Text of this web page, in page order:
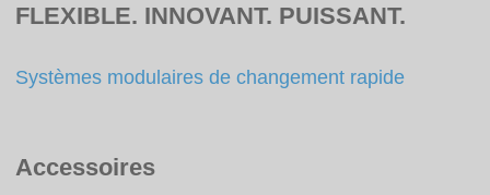
FLEXIBLE. INNOVANT. PUISSANT.
Systèmes modulaires de changement rapide
Accessoires